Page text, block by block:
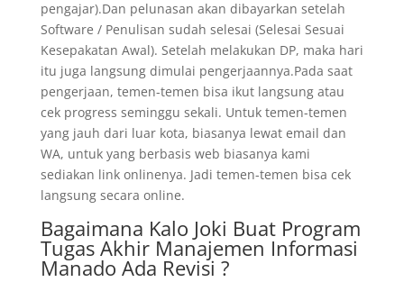
pengajar).Dan pelunasan akan dibayarkan setelah
Software / Penulisan sudah selesai (Selesai Sesuai
Kesepakatan Awal). Setelah melakukan DP, maka hari
itu juga langsung dimulai pengerjaannya.Pada saat
pengerjaan, temen-temen bisa ikut langsung atau
cek progress seminggu sekali. Untuk temen-temen
yang jauh dari luar kota, biasanya lewat email dan
WA, untuk yang berbasis web biasanya kami
sediakan link onlinenya. Jadi temen-temen bisa cek
langsung secara online.
Bagaimana Kalo Joki Buat Program
Tugas Akhir Manajemen Informasi
Manado Ada Revisi ?